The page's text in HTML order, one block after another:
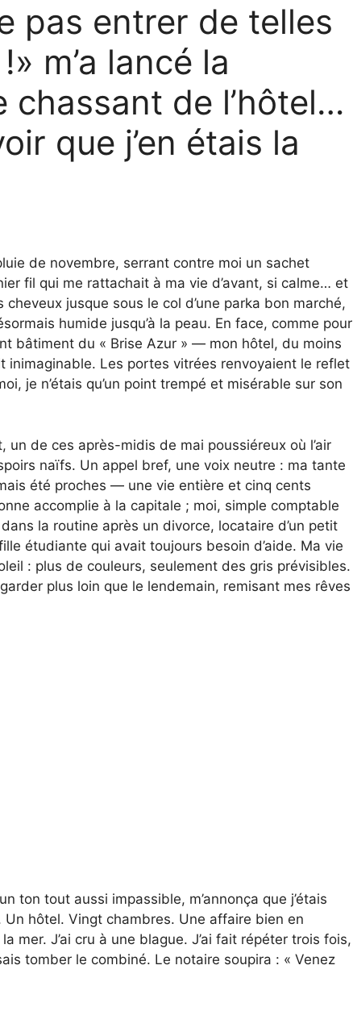
pas entrer de telles
m’a lancé la
chassant de l’hôtel…
que j’en étais la
de novembre, serrant contre moi un sachet
fil qui me rattachait à ma vie d’avant, si calme… et
cheveux jusque sous le col d’une parka bon marché,
humide jusqu’à la peau. En face, comme pour
bâtiment du « Brise Azur » — mon hôtel, du moins
inimaginable. Les portes vitrées renvoyaient le reflet
je n’étais qu’un point trempé et misérable sur son
de ces après-midis de mai poussiéreux où l’air
naïfs. Un appel bref, une voix neutre : ma tante
été proches — une vie entière et cinq cents
accomplie à la capitale ; moi, simple comptable
la routine après un divorce, locataire d’un petit
étudiante qui avait toujours besoin d’aide. Ma vie
: plus de couleurs, seulement des gris prévisibles.
plus loin que le lendemain, remisant mes rêves
ton tout aussi impassible, m’annonça que j’étais
Un hôtel. Vingt chambres. Une affaire bien en
mer. J’ai cru à une blague. J’ai fait répéter trois fois,
tomber le combiné. Le notaire soupira : « Venez